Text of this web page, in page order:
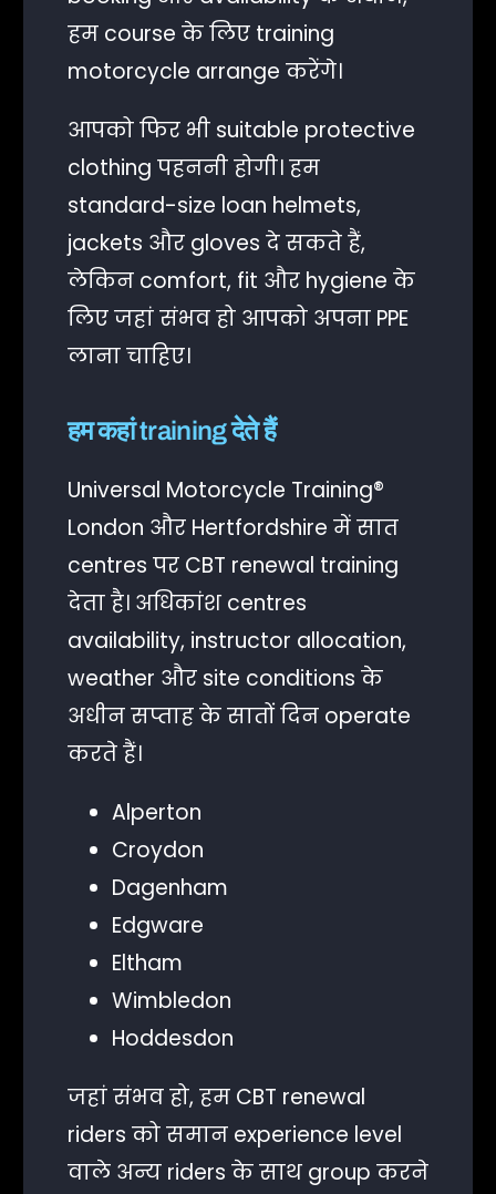
हम course के लिए training
motorcycle arrange करेंगे।
आपको फिर भी suitable protective
clothing पहननी होगी। हम
standard-size loan helmets,
jackets और gloves दे सकते हैं,
लेकिन comfort, fit और hygiene के
लिए जहां संभव हो आपको अपना PPE
लाना चाहिए।
हम कहां training देते हैं
Universal Motorcycle Training®
London और Hertfordshire में सात
centres पर CBT renewal training
देता है। अधिकांश centres
availability, instructor allocation,
weather और site conditions के
अधीन सप्ताह के सातों दिन operate
करते हैं।
Alperton
Croydon
Dagenham
Edgware
Eltham
Wimbledon
Hoddesdon
जहां संभव हो, हम CBT renewal
riders को समान experience level
वाले अन्य riders के साथ group करने